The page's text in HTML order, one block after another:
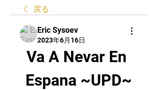
戻る
Eric Sysoev
2023年6月16日
Va A Nevar En
Espana ~UPD~